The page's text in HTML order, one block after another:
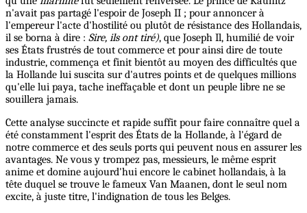
n'avait pas partagé l'espoir de Joseph II ; pour annoncer à
l'empereur l'acte d'hostilité ou plutôt de résistance des Hollandais,
il se borna à dire : Sire, ils ont tiré), que Joseph Il, humilié de voir
ses États frustrés de tout commerce et pour ainsi dire de toute
industrie, commença et finit bientôt au moyen des difficultés que
la Hollande lui suscita sur d'autres points et de quelques millions
qu'elle lui paya, tache ineffaçable et dont un peuple libre ne se
souillera jamais.
Cette analyse succincte et rapide suffit pour faire connaître quel a
été constamment l'esprit des États de la Hollande, à l'égard de
notre commerce et des seuls ports qui peuvent nous en assurer les
avantages. Ne vous y trompez pas, messieurs, le même esprit
anime et domine aujourd'hui encore le cabinet hollandais, à la
tête duquel se trouve le fameux Van Maanen, dont le seul nom
excite, à juste titre, l'indignation de tous les Belges.